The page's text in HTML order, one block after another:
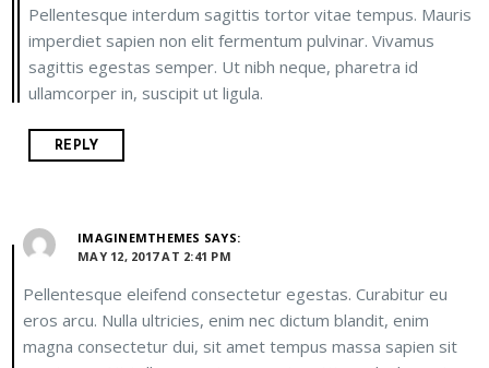
Pellentesque interdum sagittis tortor vitae tempus. Mauris
imperdiet sapien non elit fermentum pulvinar. Vivamus
sagittis egestas semper. Ut nibh neque, pharetra id
ullamcorper in, suscipit ut ligula.
REPLY
IMAGINEMTHEMES SAYS:
MAY 12, 2017 AT 2:41 PM
Pellentesque eleifend consectetur egestas. Curabitur eu
eros arcu. Nulla ultricies, enim nec dictum blandit, enim
magna consectetur dui, sit amet tempus massa sapien sit